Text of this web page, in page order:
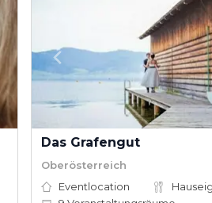
Das Grafengut
Oberösterreich
Eventlocation